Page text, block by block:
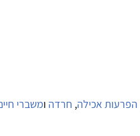
הפרעות אכילה, חרדה ומשברי